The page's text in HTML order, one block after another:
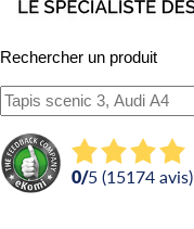
Rechercher un produit
0/5 (15174 avis)